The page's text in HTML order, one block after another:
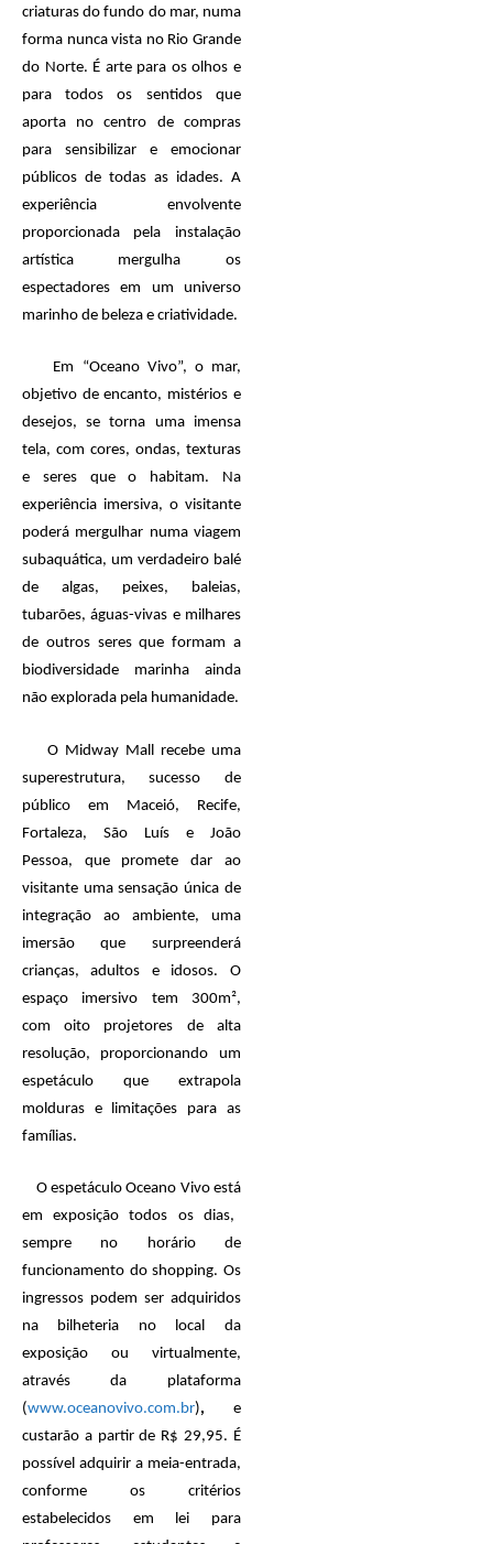
criaturas do fundo do mar, numa
forma nunca vista no Rio Grande
do Norte. É arte para os olhos e
para todos os sentidos que
aporta no centro de compras
para sensibilizar e emocionar
públicos de todas as idades. A
experiência envolvente
proporcionada pela instalação
artística mergulha os
espectadores em um universo
marinho de beleza e criatividade.
Em “Oceano Vivo”, o mar,
objetivo de encanto, mistérios e
desejos, se torna uma imensa
tela, com cores, ondas, texturas
e seres que o habitam. Na
experiência imersiva, o visitante
poderá mergulhar numa viagem
subaquática, um verdadeiro balé
de algas, peixes, baleias,
tubarões, águas-vivas e milhares
de outros seres que formam a
biodiversidade marinha ainda
não explorada pela humanidade.
O Midway Mall recebe uma
superestrutura, sucesso de
público em Maceió, Recife,
Fortaleza, São Luís e João
Pessoa, que promete dar ao
visitante uma sensação única de
integração ao ambiente, uma
imersão que surpreenderá
crianças, adultos e idosos. O
espaço imersivo tem 300m²,
com oito projetores de alta
resolução, proporcionando um
espetáculo que extrapola
molduras e limitações para as
famílias.
O espetáculo Oceano Vivo está
em exposição todos os dias,
sempre no horário de
funcionamento do shopping. Os
ingressos podem ser adquiridos
na bilheteria no local da
exposição ou virtualmente,
através da plataforma
(www.oceanovivo.com.br), e
custarão a partir de R$ 29,95. É
possível adquirir a meia-entrada,
conforme os critérios
estabelecidos em lei para